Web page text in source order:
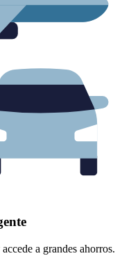
a grandes ahorros.